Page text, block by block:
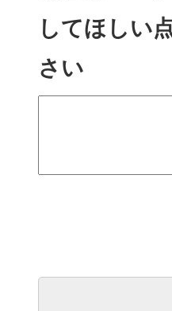
してほしい
さい